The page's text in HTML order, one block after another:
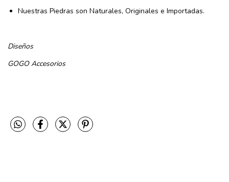
Nuestras Piedras son Naturales, Originales e Importadas.
Diseños
GOGO Accesorios